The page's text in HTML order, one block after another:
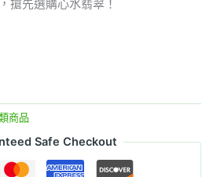
搶先選購心水翡翠！
商品
Safe Checkout